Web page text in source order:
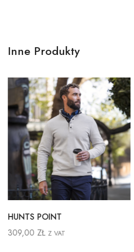
Inne Produkty
HUNTS POINT
309,00 ZŁ Z VAT